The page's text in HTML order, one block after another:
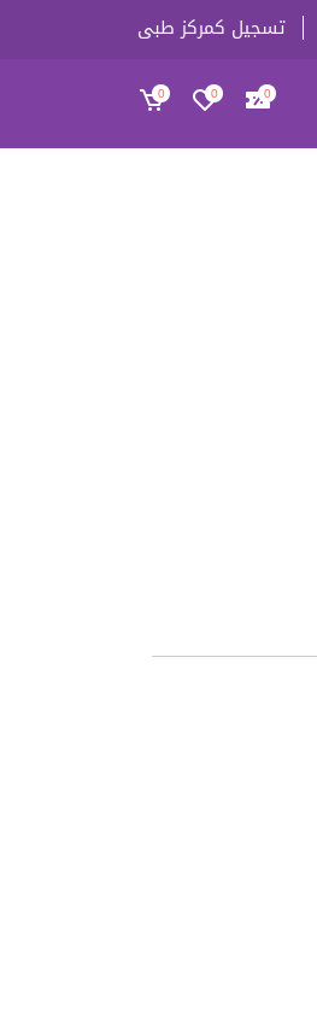
تسجيل كمركز طبى
0
0
0